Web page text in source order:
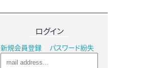
ログイン
新規会員登録 パスワード紛失